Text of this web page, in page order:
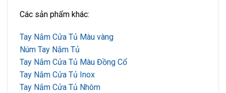
Các sản phẩm khác:
Tay Nắm Cửa Tủ Màu vàng
Núm Tay Nắm Tủ
Tay Nắm Cửa Tủ Màu Đồng Cổ
Tay Nắm Cửa Tủ Inox
Tay Nắm Cửa Tủ Nhôm